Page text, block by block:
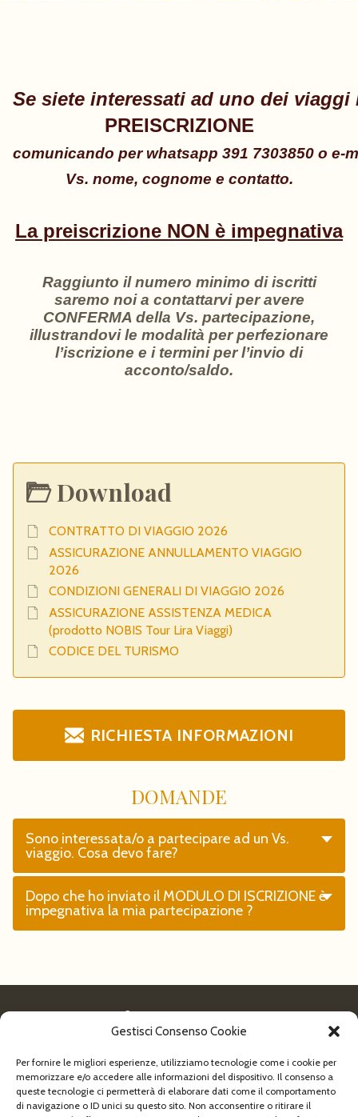
Gestisci Consenso Cookie
Per fornire le migliori esperienze, utilizziamo tecnologie come i cookie per
memorizzare e/o accedere alle informazioni del dispositivo. Il consenso a
queste tecnologie ci permetterà di elaborare dati come il comportamento
di navigazione o ID unici su questo sito. Non acconsentire o ritirare il
PREISCRIZIONE
comunicando per whatsapp 391 7303850 o e-
Vs. nome, cognome e contatto.
La preiscrizione NON è impegnativa
Raggiunto il numero minimo di iscritti
saremo noi a contattarvi per avere
CONFERMA della Vs. partecipazione,
illustrandovi le modalità per perfezionare
l’iscrizione e i termini per l’invio di
acconto/saldo.
Download
CONTRATTO DI VIAGGIO 2026
ASSICURAZIONE ANNULLAMENTO VIAGGIO
2026
CONDIZIONI GENERALI DI VIAGGIO 2026
ASSICURAZIONE ASSISTENZA MEDICA
(prodotto NOBIS Tour Lira Viaggi)
CODICE DEL TURISMO
RICHIESTA INFORMAZIONI
DOMANDE
Sono interessata/o a partecipare ad un Vs.
viaggio. Cosa devo fare?
Dopo che ho inviato il MODULO DI ISCRIZIONE è
impegnativa la mia partecipazione ?
Indirizzo:via Manin, 11 30026 Portogruaro (VE)
Telefono:
+39 0421 71932